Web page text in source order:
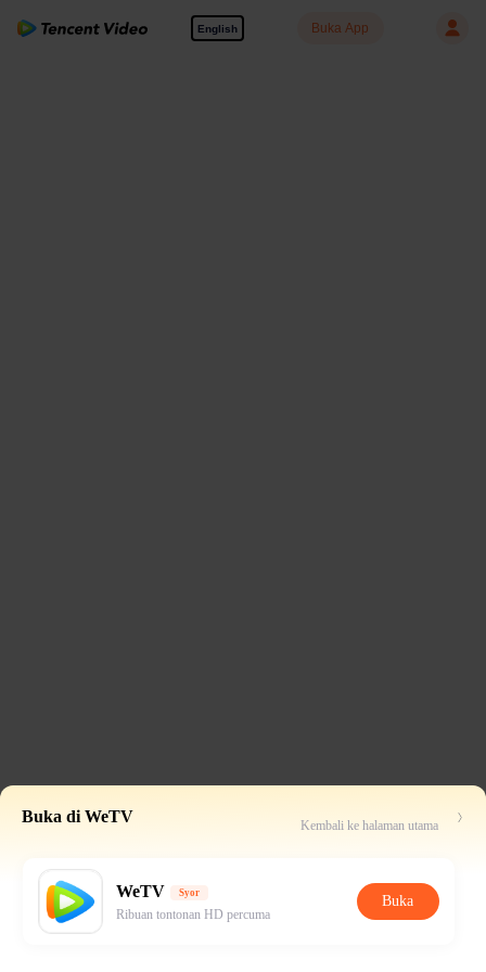
English Buka App
Buka di WeTV Kembali ke halaman utama
WeTV Syor
Ribuan tontonan HD percuma
Buka